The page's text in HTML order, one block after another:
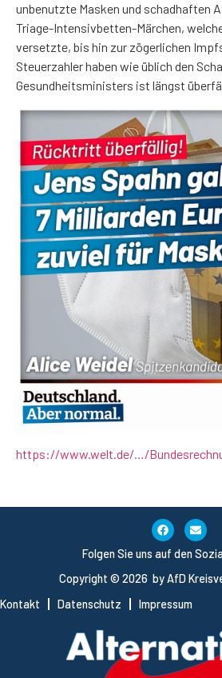
unbenutzte Masken und schadhaften
Triage-Intensivbetten-Märchen,
versetzte, bis hin zur zögerlichen
Steuerzahler haben wie üblich den
Gesundheitsministers ist längst
https://www.welt.de/…/
Copyright © 2026 by AfD
Kontakt
Datenschutz Impressum
Folgen Sie uns auf den